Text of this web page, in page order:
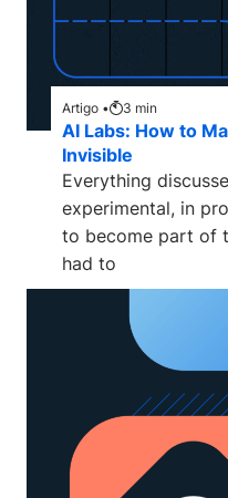
Artigo • 3 min
AI Labs: How to
Invisible
Everything
experimental, in
to become part of
had to